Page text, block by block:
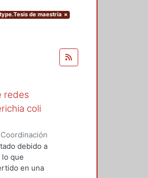
de maestría ×
redes
coli
debido a
que
en una